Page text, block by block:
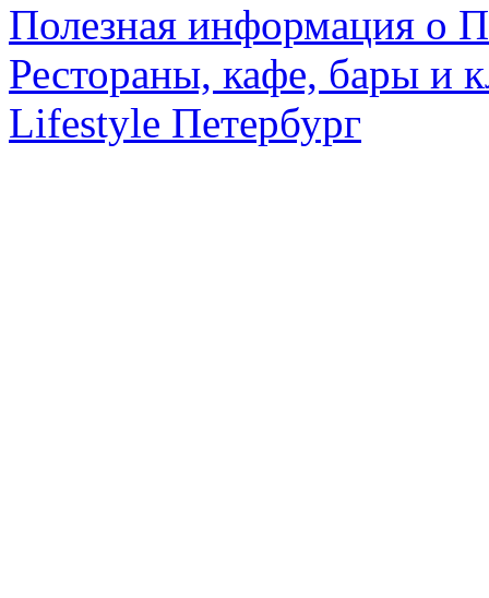
Полезная информация о
Рестораны, кафе, бары и
Lifestyle Петербург